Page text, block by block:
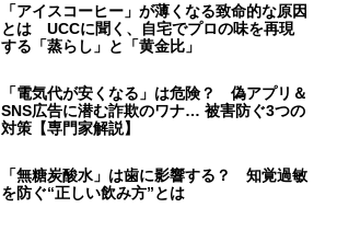
「アイスコーヒー」が薄くなる致命的な原因
とは UCCに聞く、自宅でプロの味を再現
する「蒸らし」と「黄金比」
「電気代が安くなる」は危険？ 偽アプリ＆
SNS広告に潜む詐欺のワナ… 被害防ぐ3つの
対策【専門家解説】
「無糖炭酸水」は歯に影響する？ 知覚過敏
を防ぐ“正しい飲み方”とは